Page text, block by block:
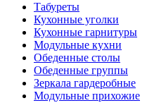
Табуреты
Кухонные уголки
Кухонные гарнитуры
Модульные кухни
Обеденные столы
Обеденные группы
Зеркала гардеробные
Модульные прихожие